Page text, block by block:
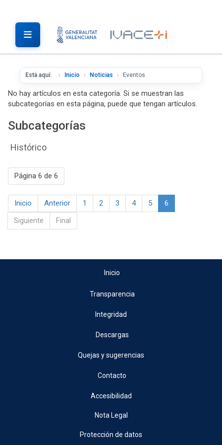
Está aquí: Inicio Noticias Eventos
No hay artículos en esta categoría. Si se muestran las
subcategorías en esta página, puede que tengan artículos.
Subcategorías
Histórico
Página 6 de 6
Inicio Anterior 1 2 3 4 5
6
Siguiente
Final
Inicio
Transparencia
Integridad
Descargas
Quejas y sugerencias
Contacto
Accesibilidad
Nota Legal
Protección de datos